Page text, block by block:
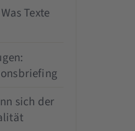
Texte
sich der